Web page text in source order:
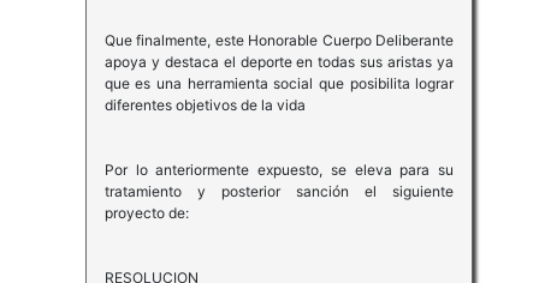
Que finalmente, este Honorable Cuerpo Deliberante
apoya y destaca el deporte en todas sus aristas ya
que es una herramienta social que posibilita lograr
diferentes objetivos de la vida
Por lo anteriormente expuesto, se eleva para su
tratamiento y posterior sanción el siguiente
proyecto de:
RESOLUCION